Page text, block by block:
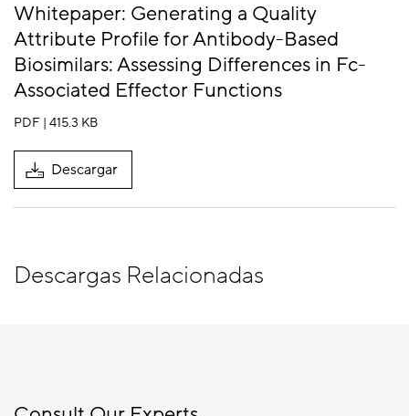
Whitepaper: Generating a Quality
Attribute Profile for Antibody-Based
Biosimilars: Assessing Differences in Fc-
Associated Effector Functions
PDF | 415.3 KB
Descargar
Descargas Relacionadas